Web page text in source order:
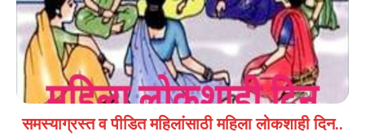
समस्याग्रस्त व पीडित महिलांसाठी महिला लोकशाही दिन..